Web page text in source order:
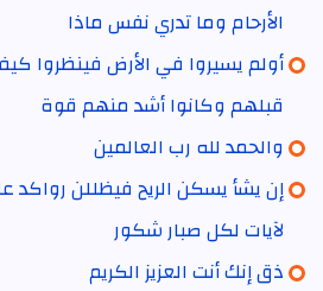
الأرحام وما تدري نفس ماذا
أولم يسيروا في الأرض فينظروا
قبلهم وكانوا أشد منهم قوة
والحمد لله رب العالمين
إن يشأ يسكن الريح فيظللن
لآيات لكل صبار شكور
ذق إنك أنت العزيز الكريم